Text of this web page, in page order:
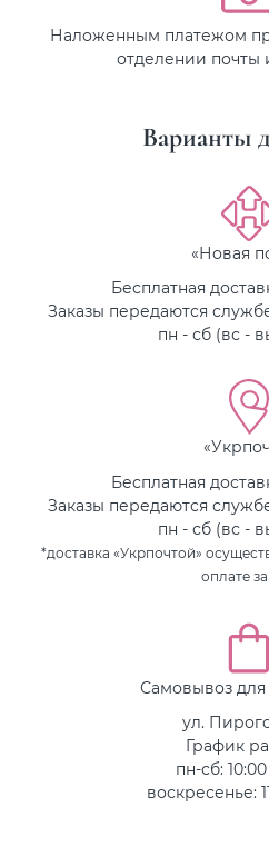
Наложенным платежом
отделении почты
Варианты
«Новая
Бесплатная
Заказы передаются
пн - сб (вс -
Бесплатная
Заказы передаются
пн - сб (вс -
*доставка «Укрпочтой»
оплате
Самовывоз для
ул.
График
пн-сб:
воскресенье: